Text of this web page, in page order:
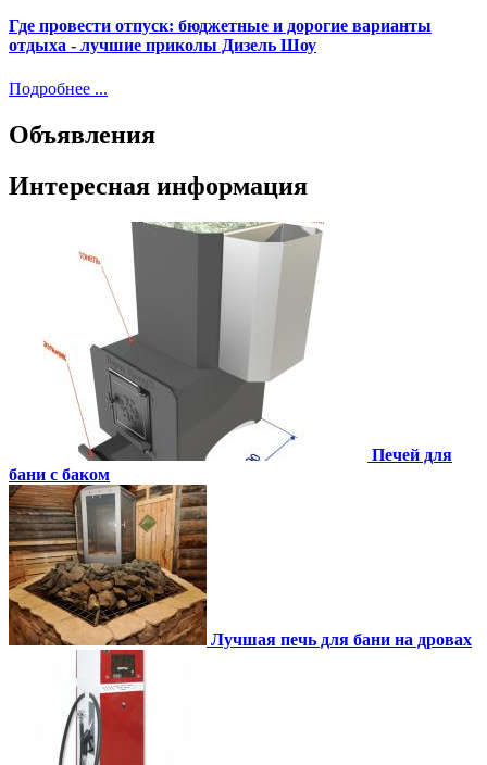
Где провести отпуск: бюджетные и дорогие варианты
отдыха - лучшие приколы Дизель Шоу
Подробнее ...
Объявления
Интересная информация
Печей для
бани с баком
Лучшая печь для бани на дровах